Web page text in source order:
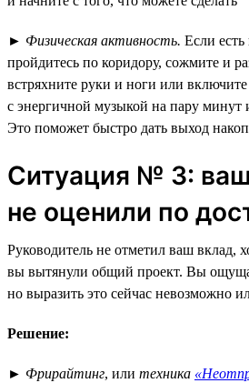
► Физическая активность. Если
пройдитесь по коридору, сожмите и
встряхните руки и ноги или
с энергичной музыкой на пару минут
Это поможет быстро дать выход
Ситуация № 3:
не оценили по
Руководитель не отметил ваш вклад,
вы вытянули общий проект. Вы
но выразить это сейчас невозможно
Решение:
► Фрирайтинг, или техника